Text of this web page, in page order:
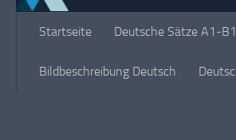
Startseite Deutsche Sätze A1-B1
Bildbeschreibung Deutsch